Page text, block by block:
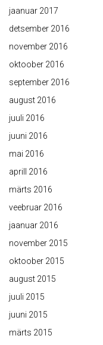
jaanuar 2017
detsember 2016
november 2016
oktoober 2016
september 2016
august 2016
juuli 2016
juuni 2016
mai 2016
aprill 2016
märts 2016
veebruar 2016
jaanuar 2016
november 2015
oktoober 2015
august 2015
juuli 2015
juuni 2015
märts 2015